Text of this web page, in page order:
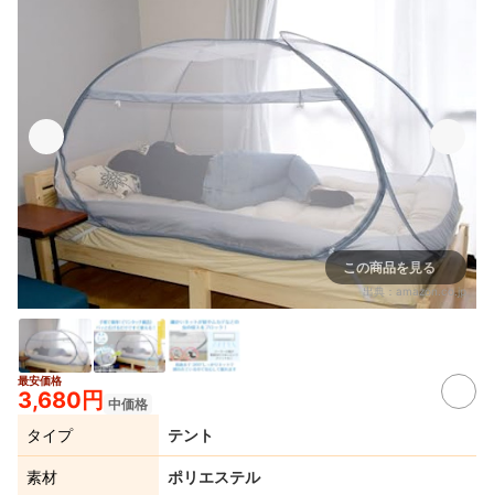
この商品を見る
出典： amazon.co.jp
最安価格
3,680円 中価格
タイプ テント
素材 ポリエステル